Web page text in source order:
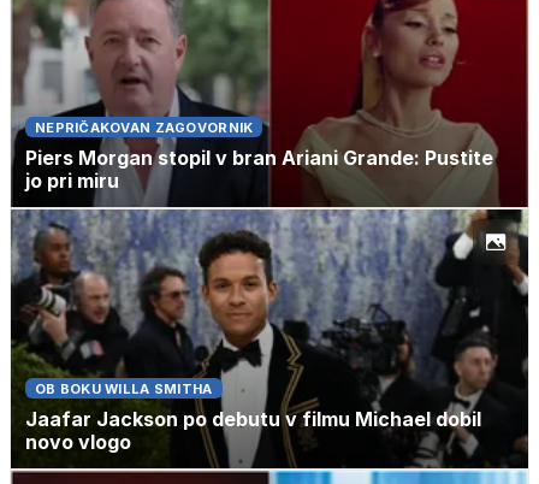
NEPRIČAKOVAN ZAGOVORNIK
Piers Morgan stopil v bran Ariani Grande: Pustite
jo pri miru
OB BOKU WILLA SMITHA
Jaafar Jackson po debutu v filmu Michael dobil
novo vlogo